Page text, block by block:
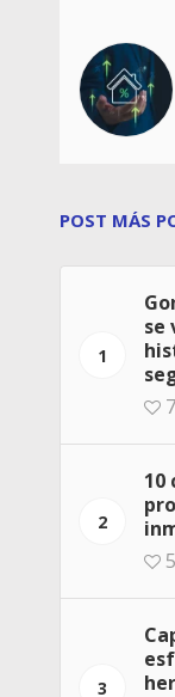
POST MÁS
1
se
7
2
10
5
3